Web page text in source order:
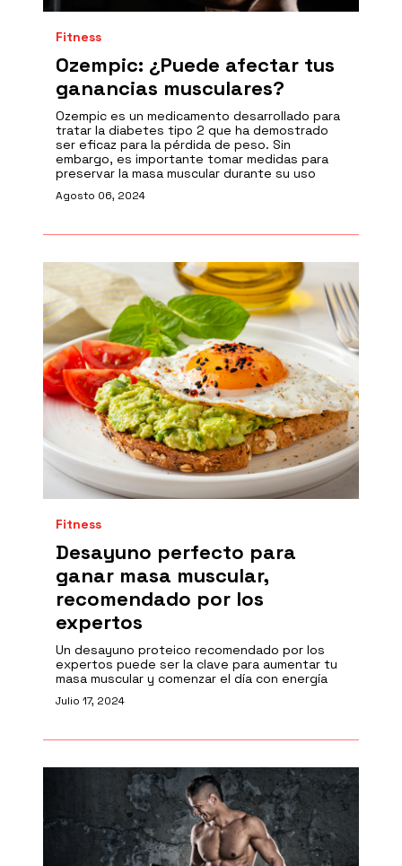
Fitness
Ozempic: ¿Puede afectar tus
ganancias musculares?
Ozempic es un medicamento desarrollado para
tratar la diabetes tipo 2 que ha demostrado
ser eficaz para la pérdida de peso. Sin
embargo, es importante tomar medidas para
preservar la masa muscular durante su uso
Agosto 06, 2024
Fitness
Desayuno perfecto para
ganar masa muscular,
recomendado por los
expertos
Un desayuno proteico recomendado por los
expertos puede ser la clave para aumentar tu
masa muscular y comenzar el día con energía
Julio 17, 2024